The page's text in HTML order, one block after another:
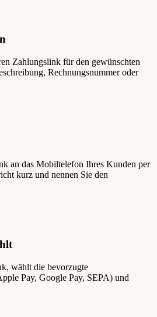
Zahlungslink für den gewünschten
Rechnungsnummer oder
an das Mobiltelefon Ihres Kunden per
kurz und nennen Sie den
wählt die bevorzugte
Pay, Google Pay, SEPA) und